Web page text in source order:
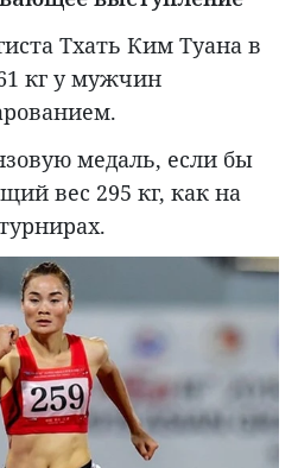
Тхать Ким Туана в
кг у мужчин
медаль, если бы
вес 295 кг, как на